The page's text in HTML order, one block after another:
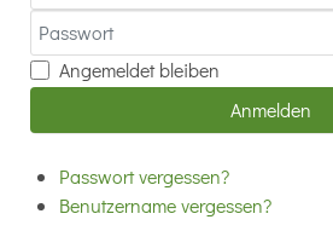
Passwort
Angemeldet bleiben
Anmelden
Passwort vergessen?
Benutzername vergessen?